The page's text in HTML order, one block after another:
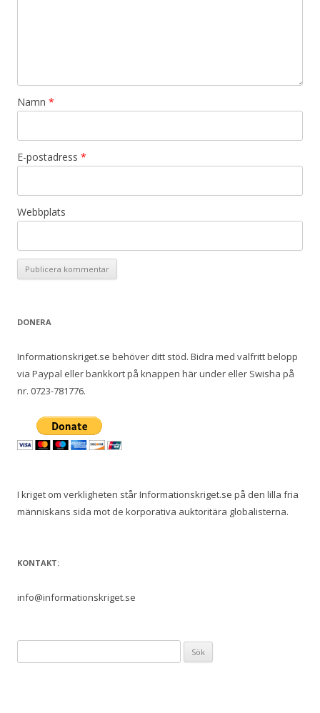
Namn *
E-postadress *
Webbplats
DONERA
Informationskriget.se behöver ditt stöd. Bidra med valfritt belopp
via Paypal eller bankkort på knappen här under eller Swisha på
nr. 0723-781776.
I kriget om verkligheten står Informationskriget.se på den lilla fria
människans sida mot de korporativa auktoritära globalisterna.
KONTAKT:
info@informationskriget.se
efter: